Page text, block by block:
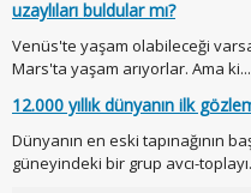
uzaylıları buldular mı?
Venüs'te yaşam olabileceği
Mars'ta yaşam arıyorlar. Ama ki...
12.000 yıllık dünyanın ilk
Dünyanın en eski tapınağının
güneyindeki bir grup avcı-